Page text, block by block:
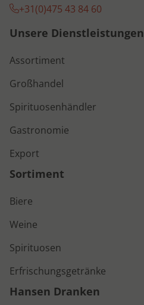
+31(0)475 43 84 60
Unsere Dienstleistungen
Assortiment
Großhandel
Spirituosenhändler
Gastronomie
Export
Sortiment
Biere
Weine
Spirituosen
Erfrischungsgetränke
Hansen Dranken